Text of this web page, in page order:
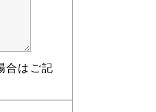
合はご記